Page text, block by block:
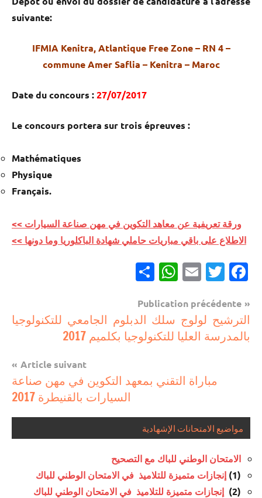
suivante:
IFMIA Kenitra, Atlantique Free Zone – RN 4 –
commune Amer Saflia – Kenitra – Maroc
Date du concours :27/07/2017
Le concours portera sur trois épreuves :
Mathématiques
Physique
Français.
ورقة تعريفية عن معاھد التكوین في مھن صناعة السیارات >>
الاطلاع على باقي مباريات حاملي شهادة الباكلوريا وما دونها >>
Facebook
Twitter
Email
WhatsApp
مباريات
مباريات
Navigation
de
l’article
Publication précédente
الترشيح لولوج سلك الدبلوم الجامعي للتكنولوجيا
بالمدرسة العليا للتكنولوجيا بكلميم 2017
Article suivant
مباراة التقني بمعھد التكوین في مھن صناعة
السیارات بالقنيطرة 2017
مواضيع الامتحانات الإشهادية
الامتحان الوطني للباك مع التصحيح
(1)
إنجازات متميزة للتلاميذ في الامتحان الوطني للباك
(2)
إنجازات متميزة للتلاميذ في الامتحان الوطني للباك